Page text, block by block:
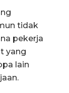
tidak
pekerja
yang
lain